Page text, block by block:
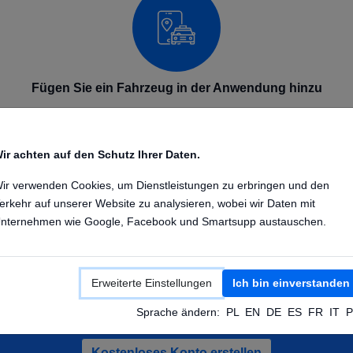
Fügen Sie ein Fahrzeug in der Anwendung hinzu
Gerätenamen und die IMEI-Nummer ein. Sobald das
Gerät konfiguriert ist, sendet es seine Position an
unsere GPS-Plattform.
ein kostenloses Konto und testen Sie
achten auf den Schutz Ihrer Daten.
verwenden Cookies, um Dienstleistungen zu erbringen und den
auf unserer Website zu analysieren, wobei wir Daten mit
wie Google, Facebook und Smartsupp austauschen.
Erweiterte Einstellungen Ich bin einverstanden
Sprache ändern: PL EN DE ES FR IT